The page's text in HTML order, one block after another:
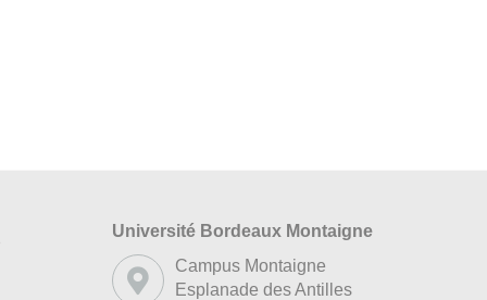
Université Bordeaux Montaigne
Campus Montaigne
Esplanade des Antilles